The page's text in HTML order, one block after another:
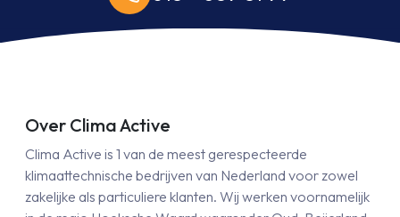
Over Clima Active
Clima Active is 1 van de meest gerespecteerde
klimaattechnische bedrijven van Nederland voor zowel
zakelijke als particuliere klanten. Wij werken voornamelijk